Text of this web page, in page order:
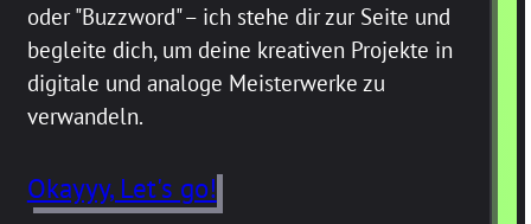
oder "Buzzword" – ich stehe dir zur Seite und
begleite dich, um deine kreativen Projekte in
digitale und analoge Meisterwerke zu
verwandeln.
Okayyy, Let's go!